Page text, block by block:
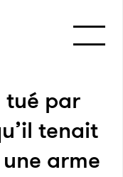
tué par
tenait
arme